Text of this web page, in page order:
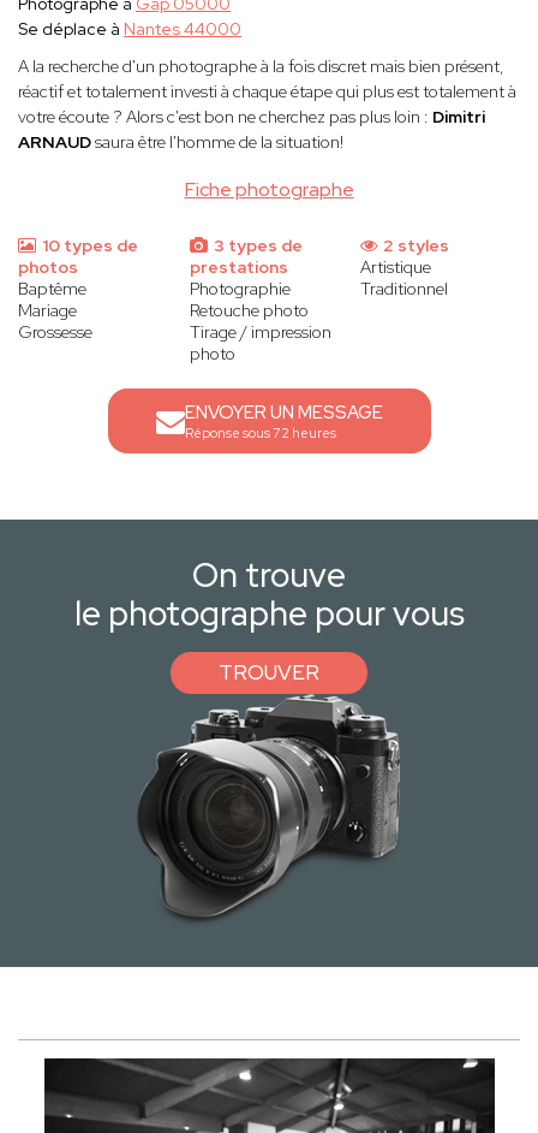
Fiche photographe
Se déplace à Nantes 44000
A la recherche d'un photographe à la fois discret mais bien présent,
réactif et totalement investi à chaque étape qui plus est totalement à
votre écoute ? Alors c'est bon ne cherchez pas plus loin : Dimitri
ARNAUDsaura être l'homme de la situation!
10 types de
photos
Baptême
Mariage
Grossesse
3 types de
prestations
Photographie
Retouche photo
Tirage / impression
photo
2 styles
Artistique
Traditionnel
ENVOYER UN MESSAGE
Réponse sous 72 heures
On trouve
le photographe pour vous
TROUVER